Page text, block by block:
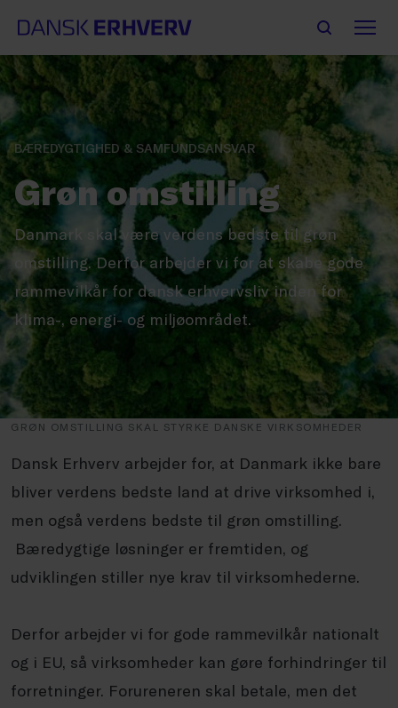
BÆREDYGTIGHED & SAMFUNDSANSVAR
Grøn omstilling
Danmark skal være verdens bedste til grøn
omstilling. Derfor arbejder vi for at skabe gode
rammevilkår for dansk erhvervsliv inden for
klima-, energi- og miljøområdet.
GRØN OMSTILLING SKAL STYRKE DANSKE VIRKSOMHEDER
Dansk Erhverv arbejder for, at Danmark ikke bare
bliver verdens bedste land at drive virksomhed i,
men også verdens bedste til grøn omstilling.
Bæredygtige løsninger er fremtiden, og
udviklingen stiller nye krav til virksomhederne.
Derfor arbejder vi for gode rammevilkår nationalt
og i EU, så virksomheder kan gøre forhindringer til
forretninger. Forureneren skal betale, men det